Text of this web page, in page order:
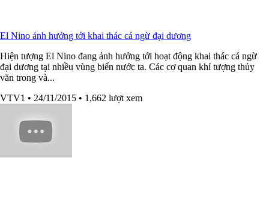
El Nino ảnh hưởng tới khai thác cá ngừ đại dương
Hiện tượng El Nino đang ảnh hưởng tới hoạt động khai thác cá ngừ
đại dương tại nhiều vùng biển nước ta. Các cơ quan khí tượng thủy
văn trong và...
VTV1 • 24/11/2015 • 1,662 lượt xem